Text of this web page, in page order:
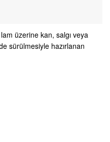
üzerine kan, salgı veya
sürülmesiyle hazırlanan